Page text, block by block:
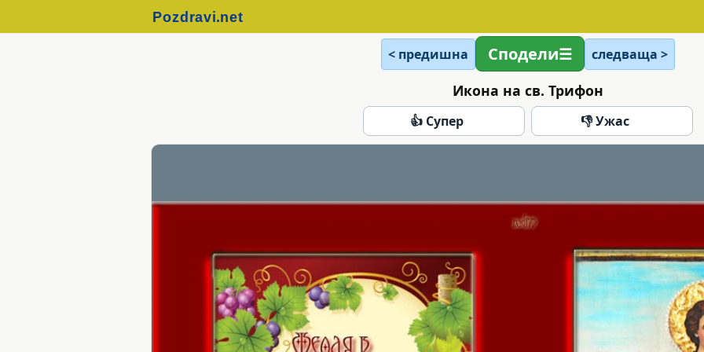
< предишна Сподели следваща >
Икона на св. Трифон
👍 Супер 👎 Ужас